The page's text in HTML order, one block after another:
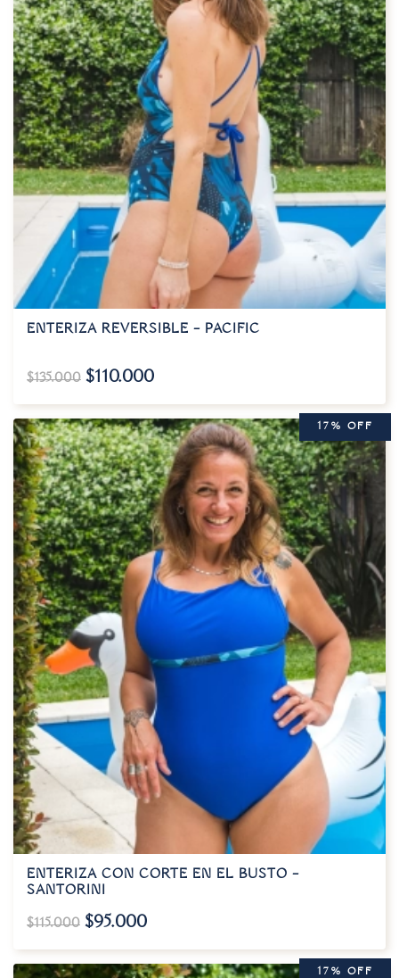
ENTERIZA REVERSIBLE – PACIFIC
$135.000 $110.000
17% OFF
ENTERIZA CON CORTE EN EL BUSTO –
SANTORINI
$115.000 $95.000
17% OFF